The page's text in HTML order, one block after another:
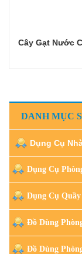
Cây Gạt Nước
DANH MỤC
Dụng Cụ
Dụng Cụ
Dụng Cụ
Đồ Dùng
Đồ Dùng